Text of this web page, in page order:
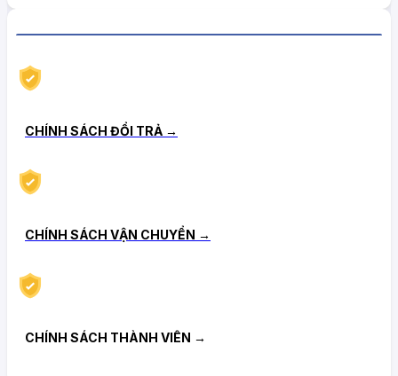
CHÍNH SÁCH ĐỔI TRẢ →
CHÍNH SÁCH VẬN CHUYỂN →
CHÍNH SÁCH THÀNH VIÊN →